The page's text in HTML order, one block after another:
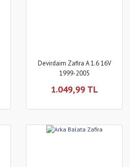
Devirdaim Zafira A 1.6 16V
1999-2005
1.049,99 TL